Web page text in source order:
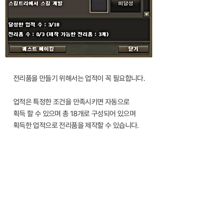
전리품을 만들기 위해서는 업적이 꼭 필요합니다.
업적은 특정한 조건을 만족시키면 자동으로
획득 할 수 있으며 총 18개로 구성되어 있으며
획득한 업적으로 전리품을 제작할 수 있습니다.